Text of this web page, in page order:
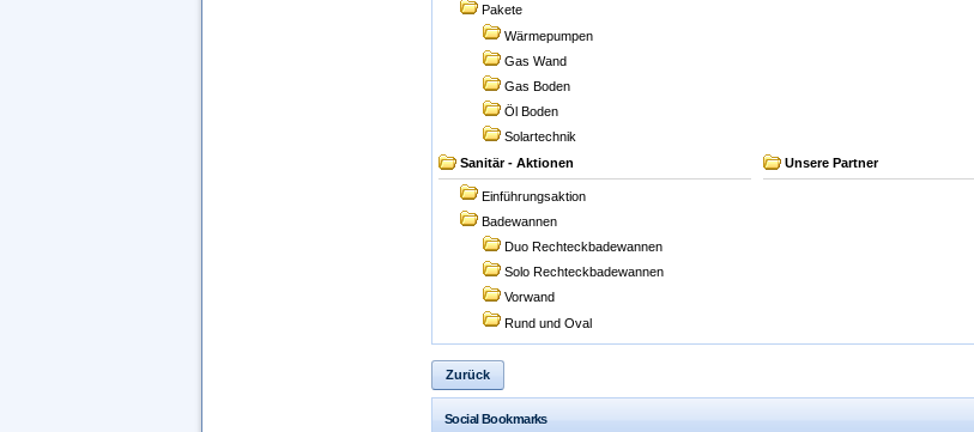
Pakete
Wärmepumpen
Gas Wand
Gas Boden
Öl Boden
Solartechnik
Sanitär - Aktionen
Einführungsaktion
Badewannen
Duo Rechteckbadewannen
Solo Rechteckbadewannen
Vorwand
Rund und Oval
Unsere Partner
Zurück
Social Bookmarks